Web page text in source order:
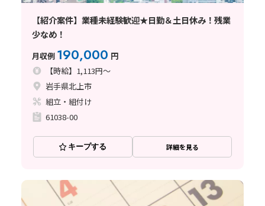
【紹介案件】業種未経験歓迎★日勤＆土日休み！残業
少なめ！
月収例 190,000 円
【時給】1,113円～
岩手県北上市
組立・組付け
61038-00
キープする 詳細を見る